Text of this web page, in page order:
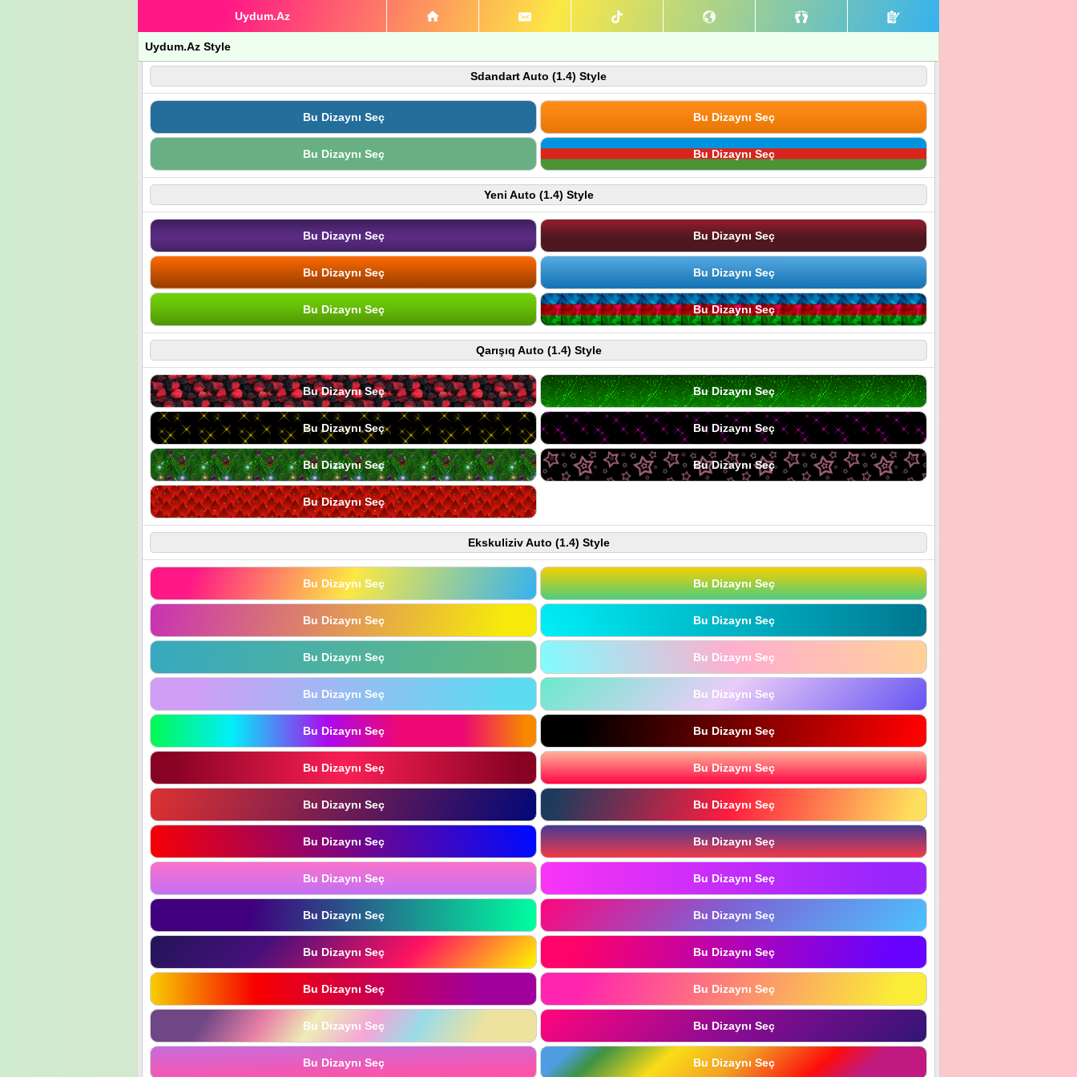
Uydum.Az
Uydum.Az Style
Sdandart Auto (1.4) Style
Bu Dizaynı Seç Bu Dizaynı Seç
Bu Dizaynı Seç Bu Dizaynı Seç
Yeni Auto (1.4) Style
Bu Dizaynı Seç Bu Dizaynı Seç
Bu Dizaynı Seç Bu Dizaynı Seç
Bu Dizaynı Seç Bu Dizaynı Seç
Qarışıq Auto (1.4) Style
Bu Dizaynı Seç Bu Dizaynı Seç
Bu Dizaynı Seç Bu Dizaynı Seç
Bu Dizaynı Seç Bu Dizaynı Seç
Bu Dizaynı Seç
Ekskuliziv Auto (1.4) Style
Bu Dizaynı Seç Bu Dizaynı Seç
Bu Dizaynı Seç Bu Dizaynı Seç
Bu Dizaynı Seç Bu Dizaynı Seç
Bu Dizaynı Seç Bu Dizaynı Seç
Bu Dizaynı Seç Bu Dizaynı Seç
Bu Dizaynı Seç Bu Dizaynı Seç
Bu Dizaynı Seç Bu Dizaynı Seç
Bu Dizaynı Seç Bu Dizaynı Seç
Bu Dizaynı Seç Bu Dizaynı Seç
Bu Dizaynı Seç Bu Dizaynı Seç
Bu Dizaynı Seç Bu Dizaynı Seç
Bu Dizaynı Seç Bu Dizaynı Seç
Bu Dizaynı Seç Bu Dizaynı Seç
Bu Dizaynı Seç Bu Dizaynı Seç